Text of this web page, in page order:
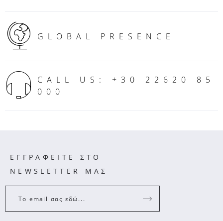
GLOBAL PRESENCE
CALL US: +30 22620 85
000
ΕΓΓΡΑΦΕΙΤΕ ΣΤΟ
NEWSLETTER ΜΑΣ
Το email σας εδώ...